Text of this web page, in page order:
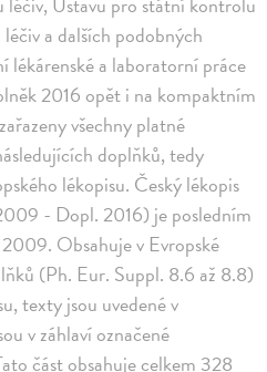
a dalších podobných
lékárenské a laboratorní práce
2016 opět i na kompaktním
všechny platné
doplňků, tedy
lékopisu. Český lékopis
- Dopl. 2016) je posledním
Obsahuje v Evropské
(Ph. Eur. Suppl. 8.6 až 8.8)
texty jsou uvedené v
v záhlaví označené
část obsahuje celkem 328